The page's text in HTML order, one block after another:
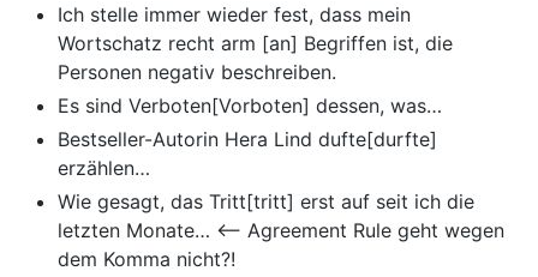
Ich stelle immer wieder fest, dass mein
Wortschatz recht arm [an] Begriffen ist, die
Personen negativ beschreiben.
Es sind Verboten[Vorboten] dessen, was…
Bestseller-Autorin Hera Lind dufte[durfte]
erzählen…
Wie gesagt, das Tritt[tritt] erst auf seit ich die
letzten Monate… <– Agreement Rule geht wegen
dem Komma nicht?!